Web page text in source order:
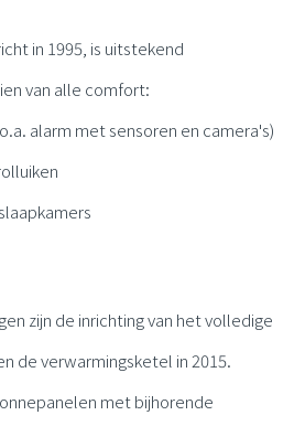
in 1995, is uitstekend
van alle comfort:
alarm met sensoren en camera's)
zijn de inrichting van het volledige
de verwarmingsketel in 2015.
met bijhorende